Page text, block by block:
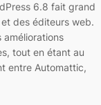
6.8 fait grand
des éditeurs web.
améliorations
tout en étant au
entre Automattic,